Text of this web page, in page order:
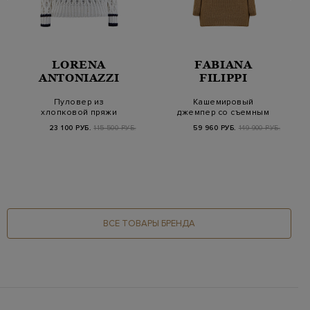
LORENA
ANTONIAZZI
Пуловер из
хлопковой пряжи
пайетками
23 100 РУБ. 115 500 РУБ.
FABIANA
FILIPPI
Кашемировый
джемпер со съемным
воротом
59 960 РУБ. 149 900 РУБ.
ВСЕ ТОВАРЫ БРЕНДА